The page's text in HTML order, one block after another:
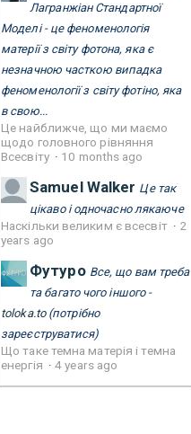
Лагранжіан Стандартної
Моделі - це феноменологія
матерії з світу фотона, яка є
незначною часткою випадка
феноменології з світу фотіно, яка
в свою...
Це найближче, що ми маємо
щодо головного рівняння
Всесвіту · 10 months ago
Samuel Walker Це так
цікаво і одночасно лякаюче
Наскільки великим є всесвіт · 2
years ago
Футуро Все, що вам треба
та багато чого іншого -
toloka.to(потрібно
зареєструватися)
Що таке темна матерія і темна
енергія ·4 years ago